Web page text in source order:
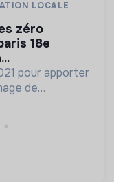
LOCALE
18e
pour apporter
de
Chômeur de